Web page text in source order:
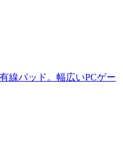
線パッド。幅広いPCゲー